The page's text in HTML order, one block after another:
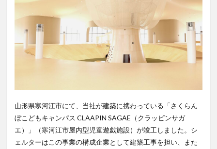
山形県寒河江市にて、当社が建築に携わっている「さくらん
ぼこどもキャンパス CLAAPIN SAGAE（クラッピンサガ
エ）」（寒河江市屋内型児童遊戯施設）が竣工しました。シ
ェルターはこの事業の構成企業として建築工事を担い、また